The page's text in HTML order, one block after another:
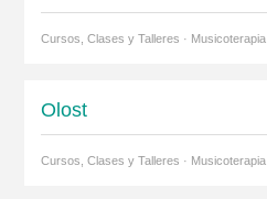
Cursos, Clases y Talleres · Musicoterapia
Olost
Cursos, Clases y Talleres · Musicoterapia